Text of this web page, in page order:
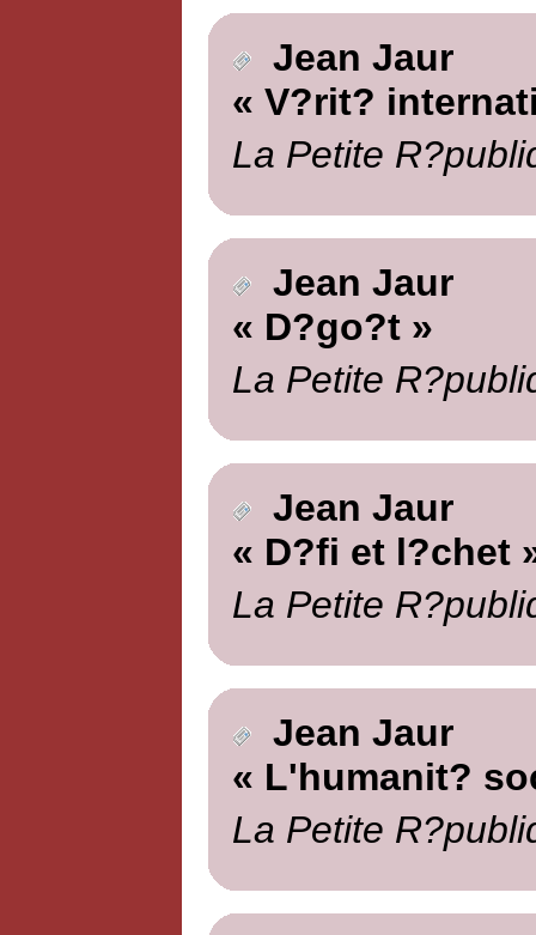
Jean Jaur
« V?rit?
La Petite
Jean Jaur
« D?go?t »
La Petite
Jean Jaur
« D?fi et l?chet
La Petite
Jean Jaur
« L'humanit?
La Petite